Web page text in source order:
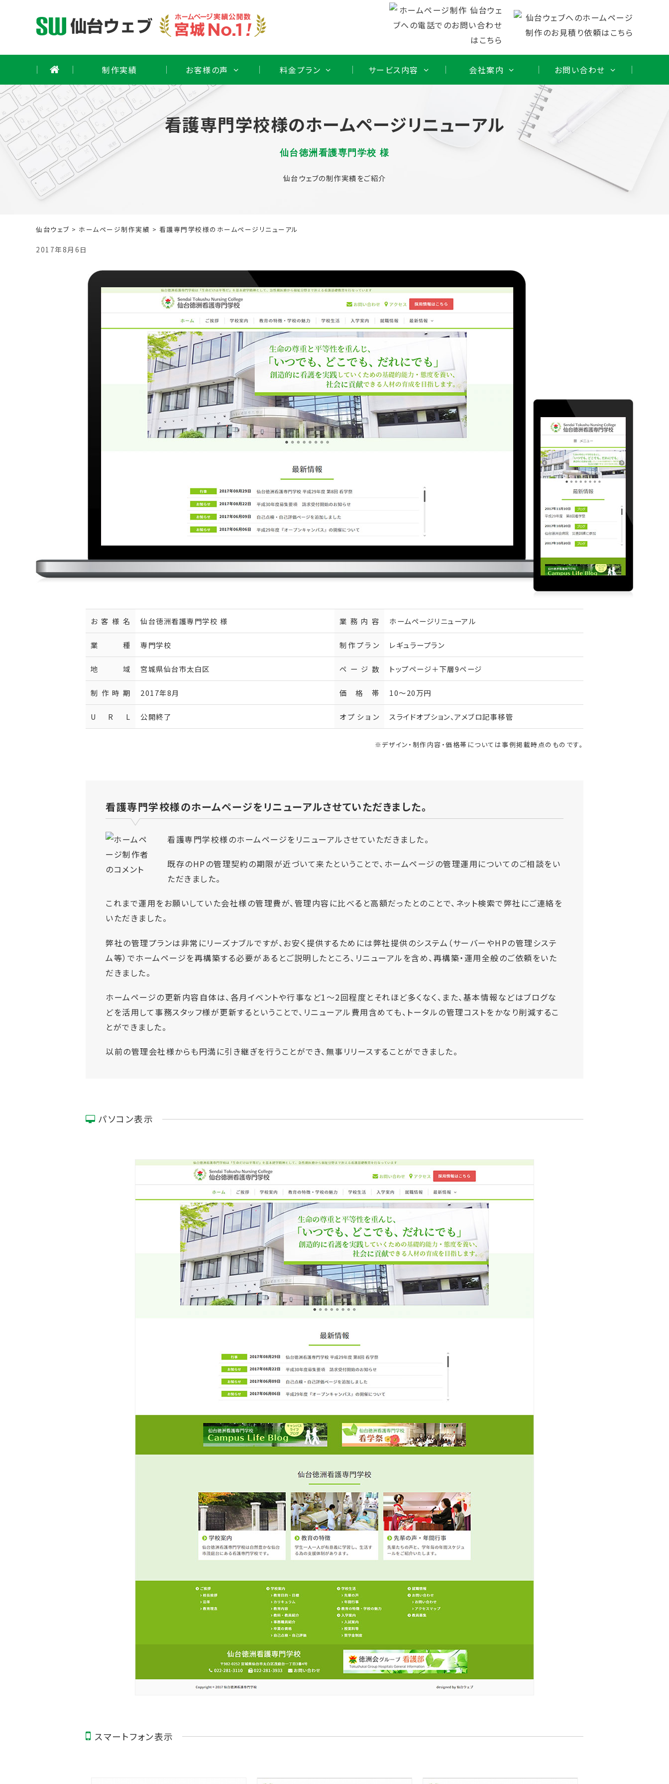
制作実績 お客様の声 料金プラン サービス内容 会社案内 お問い合わせ
看護専門学校様のホームページリニューアル
仙台徳洲看護専門学校 様
仙台ウェブの制作実績をご紹介
仙台ウェブ > ホームページ制作実績 > 看護専門学校様のホームページリニューアル
2017年8月6日
お客様名 仙台徳洲看護専門学校 様
業種 専門学校
地域 宮城県仙台市太白区
制作時期 2017年8月
U R L 公開終了
業務内容 ホームページリニューアル
制作プラン レギュラープラン
ページ数 トップページ＋下層9ページ
価格帯 10～20万円
オプション スライドオプション、アメブロ記事移管
※デザイン・制作内容・価格帯については事例掲載時点のものです。
看護専門学校様のホームページをリニューアルさせていただきました。
看護専門学校様のホームページをリニューアルさせていただきました。
既存のHPの管理契約の期限が近づいて来たということで、ホームページの管理運用についてのご相談をい
ただきました。
これまで運用をお願いしていた会社様の管理費が、管理内容に比べると高額だったとのことで、ネット検索で弊社にご連絡を
いただきました。
弊社の管理プランは非常にリーズナブルですが、お安く提供するためには弊社提供のシステム（サーバーやHPの管理システ
ム等）でホームページを再構築する必要があるとご説明したところ、リニューアルを含め、再構築・運用全般のご依頼をいた
だきました。
ホームページの更新内容自体は、各月イベントや行事など1～2回程度とそれほど多くなく、また、基本情報などはブログな
どを活用して事務スタッフ様が更新するということで、リニューアル費用含めても、トータルの管理コストをかなり削減するこ
とができました。
以前の管理会社様からも円満に引き継ぎを行うことができ、無事リリースすることができました。
パソコン表示
スマートフォン表示